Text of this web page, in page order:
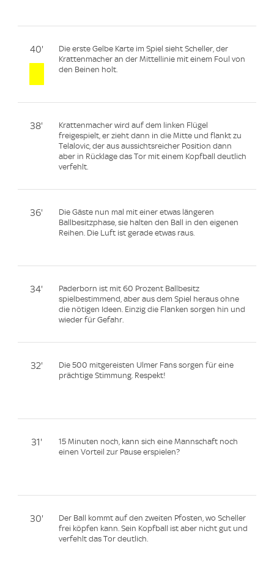
40'
Die erste Gelbe Karte im Spiel sieht Scheller, der
Krattenmacher an der Mittellinie mit einem Foul von
den Beinen holt.
38'
Krattenmacher wird auf dem linken Flügel
freigespielt, er zieht dann in die Mitte und flankt zu
Telalovic, der aus aussichtsreicher Position dann
aber in Rücklage das Tor mit einem Kopfball deutlich
verfehlt.
36'
Die Gäste nun mal mit einer etwas längeren
Ballbesitzphase, sie halten den Ball in den eigenen
Reihen. Die Luft ist gerade etwas raus.
34'
Paderborn ist mit 60 Prozent Ballbesitz
spielbestimmend, aber aus dem Spiel heraus ohne
die nötigen Ideen. Einzig die Flanken sorgen hin und
wieder für Gefahr.
32'
Die 500 mitgereisten Ulmer Fans sorgen für eine
prächtige Stimmung. Respekt!
31'
15 Minuten noch, kann sich eine Mannschaft noch
einen Vorteil zur Pause erspielen?
30'
Der Ball kommt auf den zweiten Pfosten, wo Scheller
frei köpfen kann. Sein Kopfball ist aber nicht gut und
verfehlt das Tor deutlich.